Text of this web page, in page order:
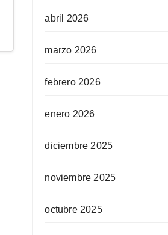
abril 2026
marzo 2026
febrero 2026
enero 2026
diciembre 2025
noviembre 2025
octubre 2025